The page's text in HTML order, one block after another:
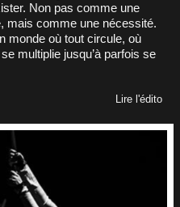
Non pas comme une
mais comme une nécessité.
monde où tout circule, où
multiplie jusqu’à parfois se
Lire l'édito